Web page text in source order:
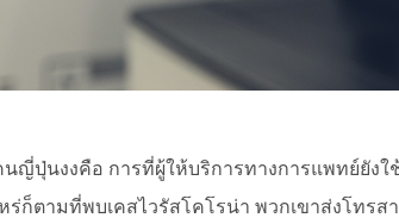
ญี่ปุ่นงงคือ การที่ผู้ให้บริการทางการแพทย์ยังใ
ร่ก็ตามที่พบเคสไวรัสโคโรน่า พวกเขาส่งโท